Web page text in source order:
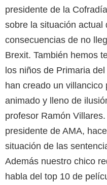
presidente de la
sobre la situación actual
consecuencias de no
Brexit. También hemos
los niños de Primaria
han creado un
animado y lleno de
profesor Ramón
presidente de AMA,
situación de las
Además nuestro chico
habla del top 10 de